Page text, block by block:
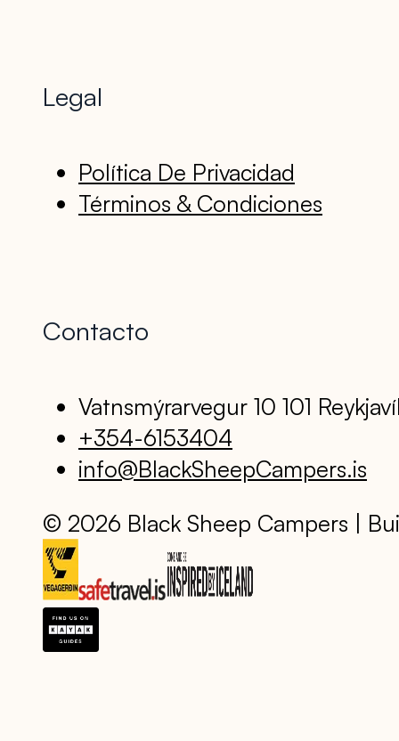
Legal
Política De Privacidad
Términos & Condiciones
Contacto
Vatnsmýrarvegur 10 101
+354-6153404
info@BlackSheepCampers.is
© 2026 Black Sheep Campers |